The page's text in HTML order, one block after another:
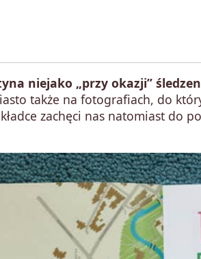
niejako „przy okazji”
także na fotografiach, do
zachęci nas natomiast do